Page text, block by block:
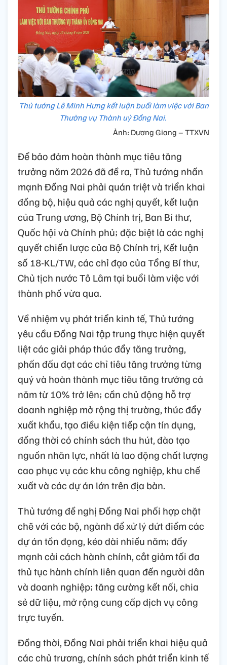
Thủ tướng Lê Minh Hưng kết luận buổi làm việc với Ban
Thường vụ Thành uỷ Đồng Nai.
Ảnh: Dương Giang – TTXVN
Để bảo đảm hoàn thành mục tiêu tăng
trưởng năm 2026 đã đề ra, Thủ tướng nhấn
mạnh Đồng Nai phải quán triệt và triển khai
đồng bộ, hiệu quả các nghị quyết, kết luận
của Trung ương, Bộ Chính trị, Ban Bí thư,
Quốc hội và Chính phủ; đặc biệt là các nghị
quyết chiến lược của Bộ Chính trị, Kết luận
số 18-KL/TW, các chỉ đạo của Tổng Bí thư,
Chủ tịch nước Tô Lâm tại buổi làm việc với
thành phố vừa qua.
Về nhiệm vụ phát triển kinh tế, Thủ tướng
yêu cầu Đồng Nai tập trung thực hiện quyết
liệt các giải pháp thúc đẩy tăng trưởng,
phấn đấu đạt các chỉ tiêu tăng trưởng từng
quý và hoàn thành mục tiêu tăng trưởng cả
năm từ 10% trở lên; cần chủ động hỗ trợ
doanh nghiệp mở rộng thị trường, thúc đẩy
xuất khẩu, tạo điều kiện tiếp cận tín dụng,
đồng thời có chính sách thu hút, đào tạo
nguồn nhân lực, nhất là lao động chất lượng
cao phục vụ các khu công nghiệp, khu chế
xuất và các dự án lớn trên địa bàn.
Thủ tướng đề nghị Đồng Nai phối hợp chặt
chẽ với các bộ, ngành để xử lý dứt điểm các
dự án tồn đọng, kéo dài nhiều năm; đẩy
mạnh cải cách hành chính, cắt giảm tối đa
thủ tục hành chính liên quan đến người dân
và doanh nghiệp; tăng cường kết nối, chia
sẻ dữ liệu, mở rộng cung cấp dịch vụ công
trực tuyến.
Đồng thời, Đồng Nai phải triển khai hiệu quả
các chủ trương, chính sách phát triển kinh tế